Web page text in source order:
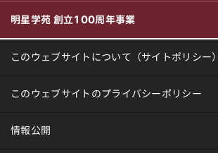
明星学苑 創立100周年事業
このウェブサイトについて（サイトポリシー）
このウェブサイトのプライバシーポリシー
情報公開